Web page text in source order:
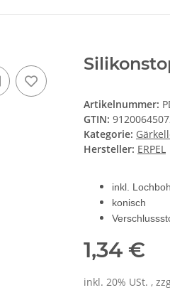
Artikelnummer:
GTIN:
Kategorie:
Hersteller: ERPEL
inkl.
konisch
1,34 €
inkl. 20% USt. ,